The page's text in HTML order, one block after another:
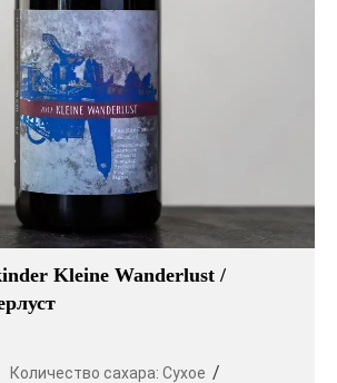
Kleine Wanderlust /
Количество сахара: Сухое